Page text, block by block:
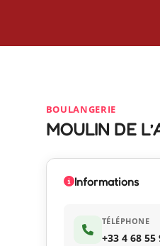
BOULANGERIE
MOULIN DE
Informations
TÉLÉPHONE
+33 4 68 55